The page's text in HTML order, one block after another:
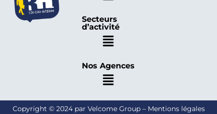
Secteurs
d’activité
Nos Agences
Copyright © 2024 par Velcome Group – Mentions légales